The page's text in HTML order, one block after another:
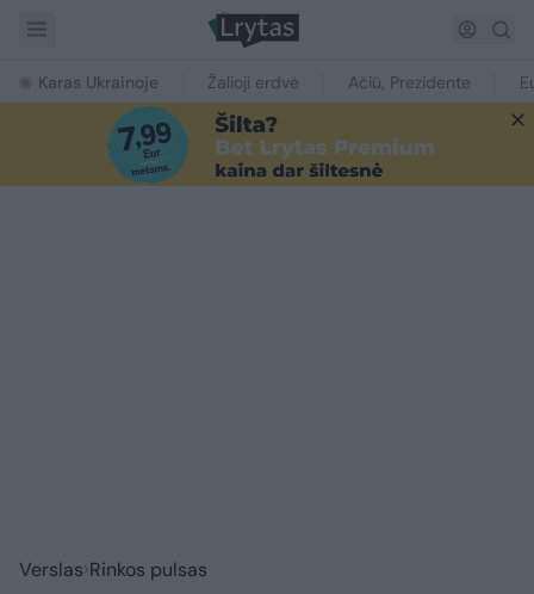
Karas Ukrainoje Žalioji erdvė Ačiū, Prezidente
Verslas Rinkos pulsas